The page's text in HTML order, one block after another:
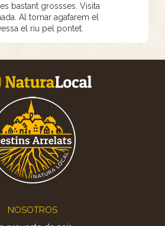
bastant grossses. Visita
Al tornar agafarem el
el riu pel pontet.
NOSOTROS